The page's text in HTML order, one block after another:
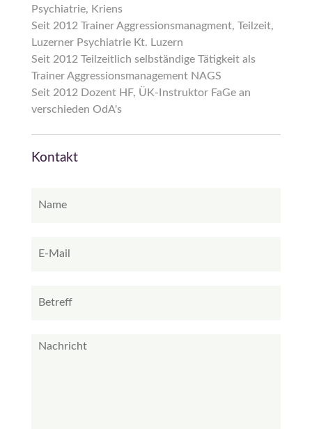
Psychiatrie, Kriens
Seit 2012 Trainer Aggressionsmanagment, Teilzeit,
Luzerner Psychiatrie Kt. Luzern
Seit 2012 Teilzeitlich selbständige Tätigkeit als
Trainer Aggressionsmanagement NAGS
Seit 2012 Dozent HF, ÜK-Instruktor FaGe an
verschieden OdA's
Kontakt